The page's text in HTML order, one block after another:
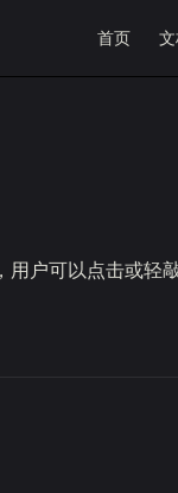
首页
户可以点击或轻